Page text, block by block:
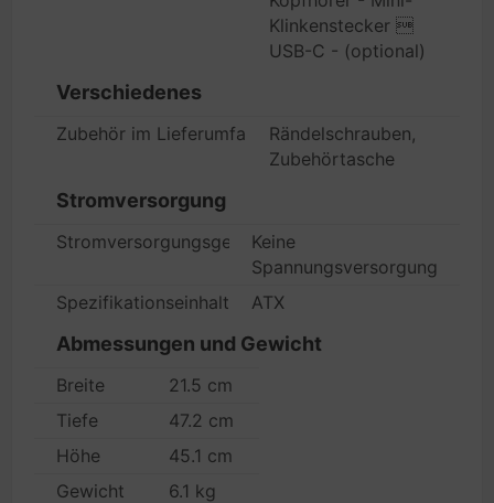
Klinkenstecker 
USB-C - (optional)
Verschiedenes
Zubehör im Lieferumfang
Rändelschrauben,
Zubehörtasche
Stromversorgung
StromversorgungsgerätKeine
Spannungsversorgung
SpezifikationseinhaltungATX
Abmessungen und Gewicht
Breite
21.5 cm
Tiefe
47.2 cm
Höhe
45.1 cm
Gewicht
6.1 kg